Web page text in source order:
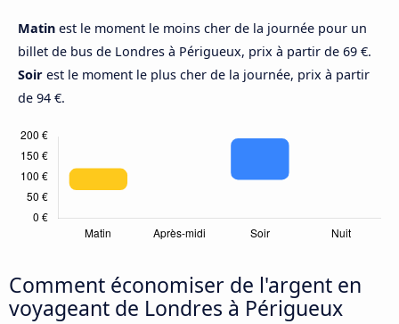
Matin est le moment le moins cher de la journée pour un
billet de bus de Londres à Périgueux, prix à partir de 69 €.
Soir est le moment le plus cher de la journée, prix à partir
de 94 €.
Comment économiser de l'argent en
voyageant de Londres à Périgueux